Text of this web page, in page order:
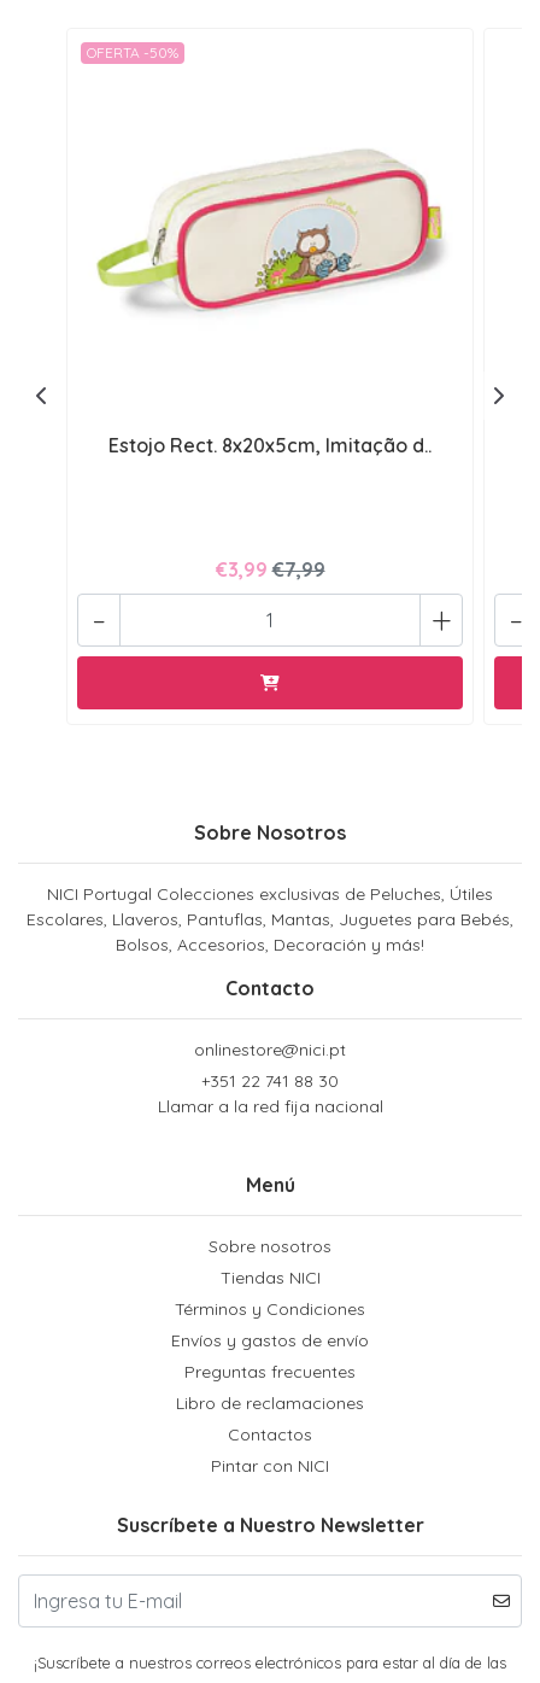
OFERTA -50%
Estojo Rect. 8x20x5cm, Imitação d..
€3,99 €7,99
+
- -
Sobre Nosotros
NICI Portugal Colecciones exclusivas de Peluches, Útiles
Escolares, Llaveros, Pantuflas, Mantas, Juguetes para Bebés,
Bolsos, Accesorios, Decoración y más!
Contacto
onlinestore@nici.pt
+351 22 741 88 30
Llamar a la red fija nacional
Menú
Sobre nosotros
Tiendas NICI
Términos y Condiciones
Envíos y gastos de envío
Preguntas frecuentes
Libro de reclamaciones
Contactos
Pintar con NICI
Suscríbete a Nuestro Newsletter
¡Suscríbete a nuestros correos electrónicos para estar al día de las